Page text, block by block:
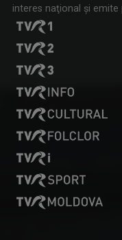
interes naţional şi emite